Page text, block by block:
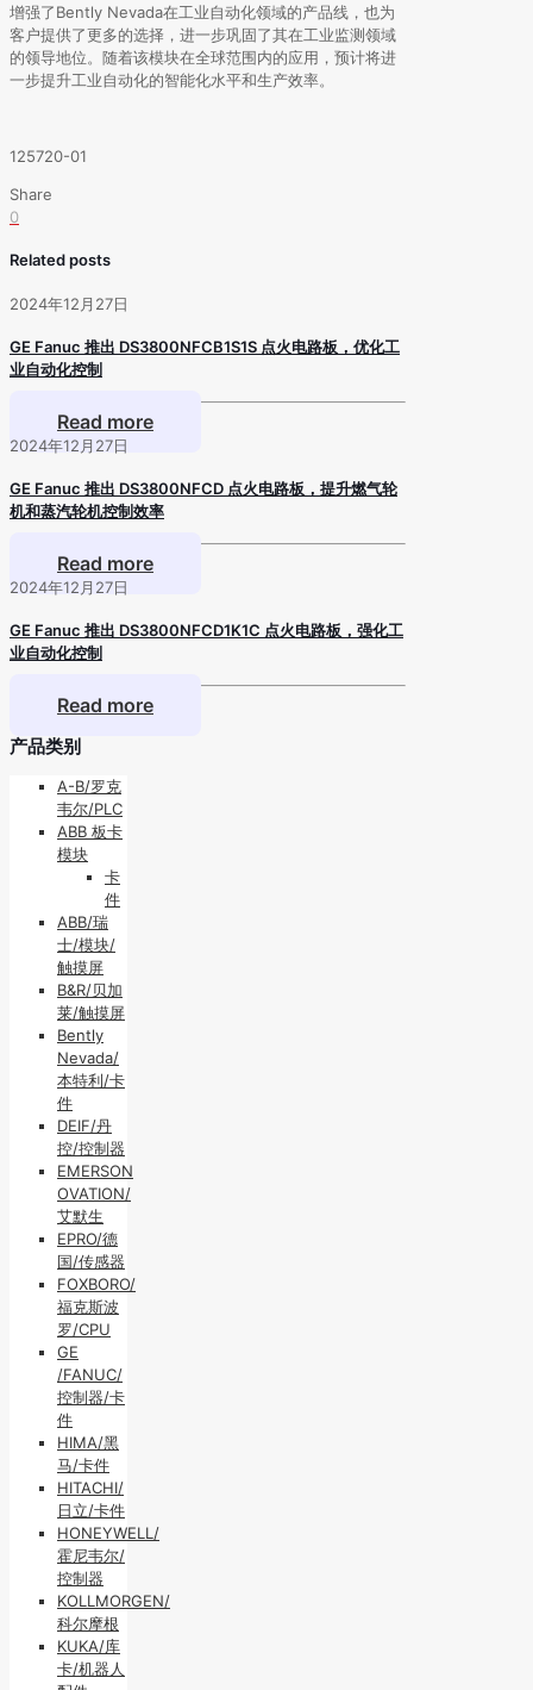
增强了Bently Nevada在工业自动化领域的产品线，也为
客户提供了更多的选择，进一步巩固了其在工业监测领域
的领导地位。随着该模块在全球范围内的应用，预计将进
一步提升工业自动化的智能化水平和生产效率。
125720-01
Share
0
Related posts
2024年12月27日
GE Fanuc 推出 DS3800NFCB1S1S 点火电路板，优化工
业自动化控制
Read more
2024年12月27日
GE Fanuc 推出 DS3800NFCD 点火电路板，提升燃气轮
机和蒸汽轮机控制效率
Read more
2024年12月27日
GE Fanuc 推出 DS3800NFCD1K1C 点火电路板，强化工
业自动化控制
Read more
产品类别
A-B/罗克
韦尔/PLC
ABB 板卡
模块
卡
件
ABB/瑞
士/模块/
触摸屏
B&R/贝加
莱/触摸屏
Bently
Nevada/
本特利/卡
件
DEIF/丹
控/控制器
EMERSON
OVATION/
艾默生
EPRO/德
国/传感器
FOXBORO/
福克斯波
罗/CPU
GE
/FANUC/
控制器/卡
件
HIMA/黑
马/卡件
HITACHI/
日立/卡件
HONEYWELL/
霍尼韦尔/
控制器
KOLLMORGEN/
科尔摩根
KUKA/库
卡/机器人